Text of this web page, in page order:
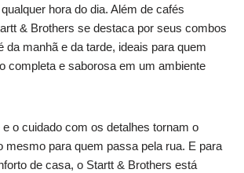
hora do dia. Além de cafés
& Brothers se destaca por seus combos
da manhã e da tarde, ideais para quem
completa e saborosa em um ambiente
o cuidado com os detalhes tornam o
mesmo para quem passa pela rua. E para
de casa, o Startt & Brothers está